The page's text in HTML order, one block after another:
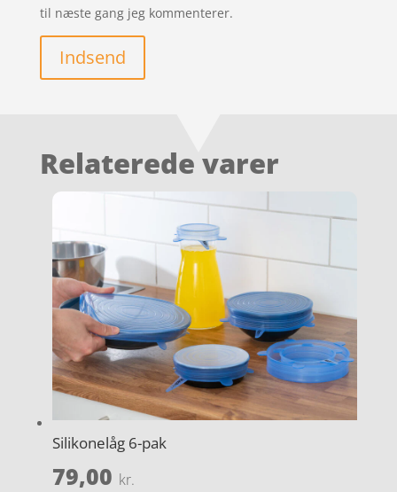
til næste gang jeg kommenterer.
Indsend
Relaterede varer
Silikonelåg 6-pak
79,00 kr.